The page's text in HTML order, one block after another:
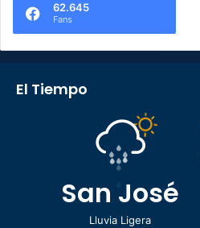
62.645
Fans
El Tiempo
San José
Lluvia Ligera